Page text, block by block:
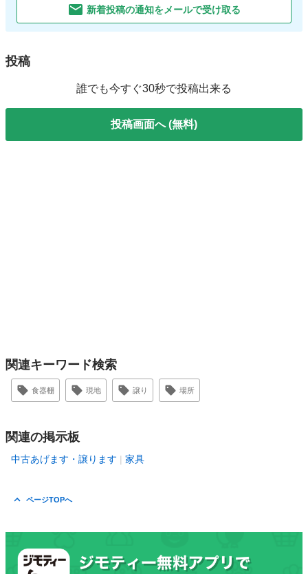
新着投稿の通知をメールで受け取る
投稿
誰でも今すぐ30秒で投稿出来る
投稿画面へ (無料)
関連キーワード検索
食器棚 現地 譲り 場所
関連の掲示板
中古あげます・譲ります 家具
ページTOPへ